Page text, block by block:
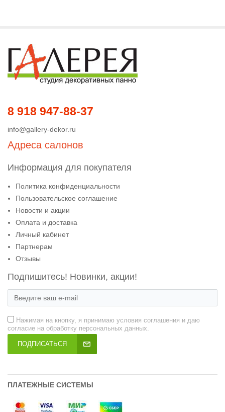
8 918 947-88-37
info@gallery-dekor.ru
Адреса салонов
Информация для покупателя
Политика конфиденциальности
Пользовательское соглашение
Новости и акции
Оплата и доставка
Личный кабинет
Партнерам
Отзывы
Подпишитесь! Новинки, акции!
Нажимая на кнопку, я принимаю условия соглашения и даю
согласие на обработку персональных данных.
ПОДПИСАТЬСЯ
ПЛАТЕЖНЫЕ СИСТЕМЫ